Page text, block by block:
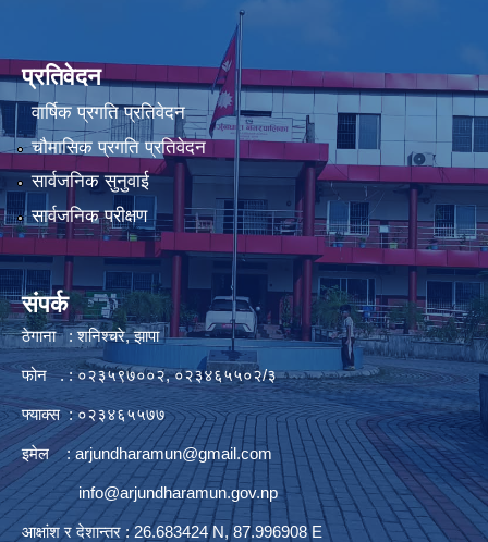
प्रतिवेदन
वार्षिक प्रगति प्रतिवेदन
चौमासिक प्रगति प्रतिवेदन
सार्वजनिक सुनुवाई
सार्वजनिक परीक्षण
संपर्क
ठेगाना : शनिश्चरे, झापा
फोन . : ०२३५९७००२, ०२३४६५५०२/३
फ्याक्स : ०२३४६५५७७
इमेल :arjundharamun@gmail.com
info@arjundharamun.gov.np
आक्षांश र देशान्तर : 26.683424 N, 87.996908 E